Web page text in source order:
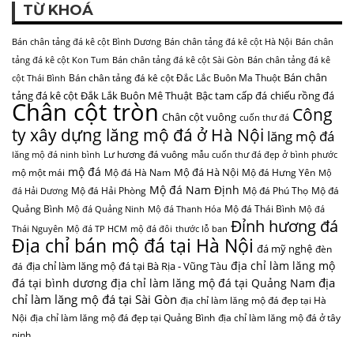
TỪ KHOÁ
Bán chân tảng đá kê cột Bình Dương Bán chân tảng đá kê cột Hà Nội Bán chân
tảng đá kê cột Kon Tum Bán chân tảng đá kê cột Sài Gòn Bán chân tảng đá kê
cột Thái Bình Bán chân tảng đá kê cột Đắc Lắc Buôn Ma Thuột Bán chân
tảng đá kê cột Đắk Lắk Buôn Mê Thuật Bậc tam cấp đá chiếu rồng đá
Chân cột tròn Chân cột vuông cuốn thư đá Công
ty xây dựng lăng mộ đá ở Hà Nội lăng mộ đá
lăng mộ đá ninh bình Lư hương đá vuông mẫu cuốn thư đá đẹp ở bình phước
mộ một mái mộ đá Mộ đá Hà Nam Mộ đá Hà Nội Mộ đá Hưng Yên Mộ
đá Hải Dương Mộ đá Hải Phòng Mộ đá Nam Định Mộ đá Phú Thọ Mộ đá
Quảng Bình Mộ đá Quảng Ninh Mộ đá Thanh Hóa Mộ đá Thái Bình Mộ đá
Thái Nguyên Mộ đá TP HCM mộ đá đôi thước lỗ ban Đỉnh hương đá
Địa chỉ bán mộ đá tại Hà Nội đá mỹ nghệ đèn
đá địa chỉ làm lăng mộ đá tại Bà Rịa - Vũng Tàu địa chỉ làm lăng mộ
đá tại bình dương địa chỉ làm lăng mộ đá tại Quảng Nam địa
chỉ làm lăng mộ đá tại Sài Gòn địa chỉ làm lăng mộ đá đẹp tại Hà
Nội địa chỉ làm lăng mộ đá đẹp tại Quảng Bình địa chỉ làm lăng mộ đá ở tây